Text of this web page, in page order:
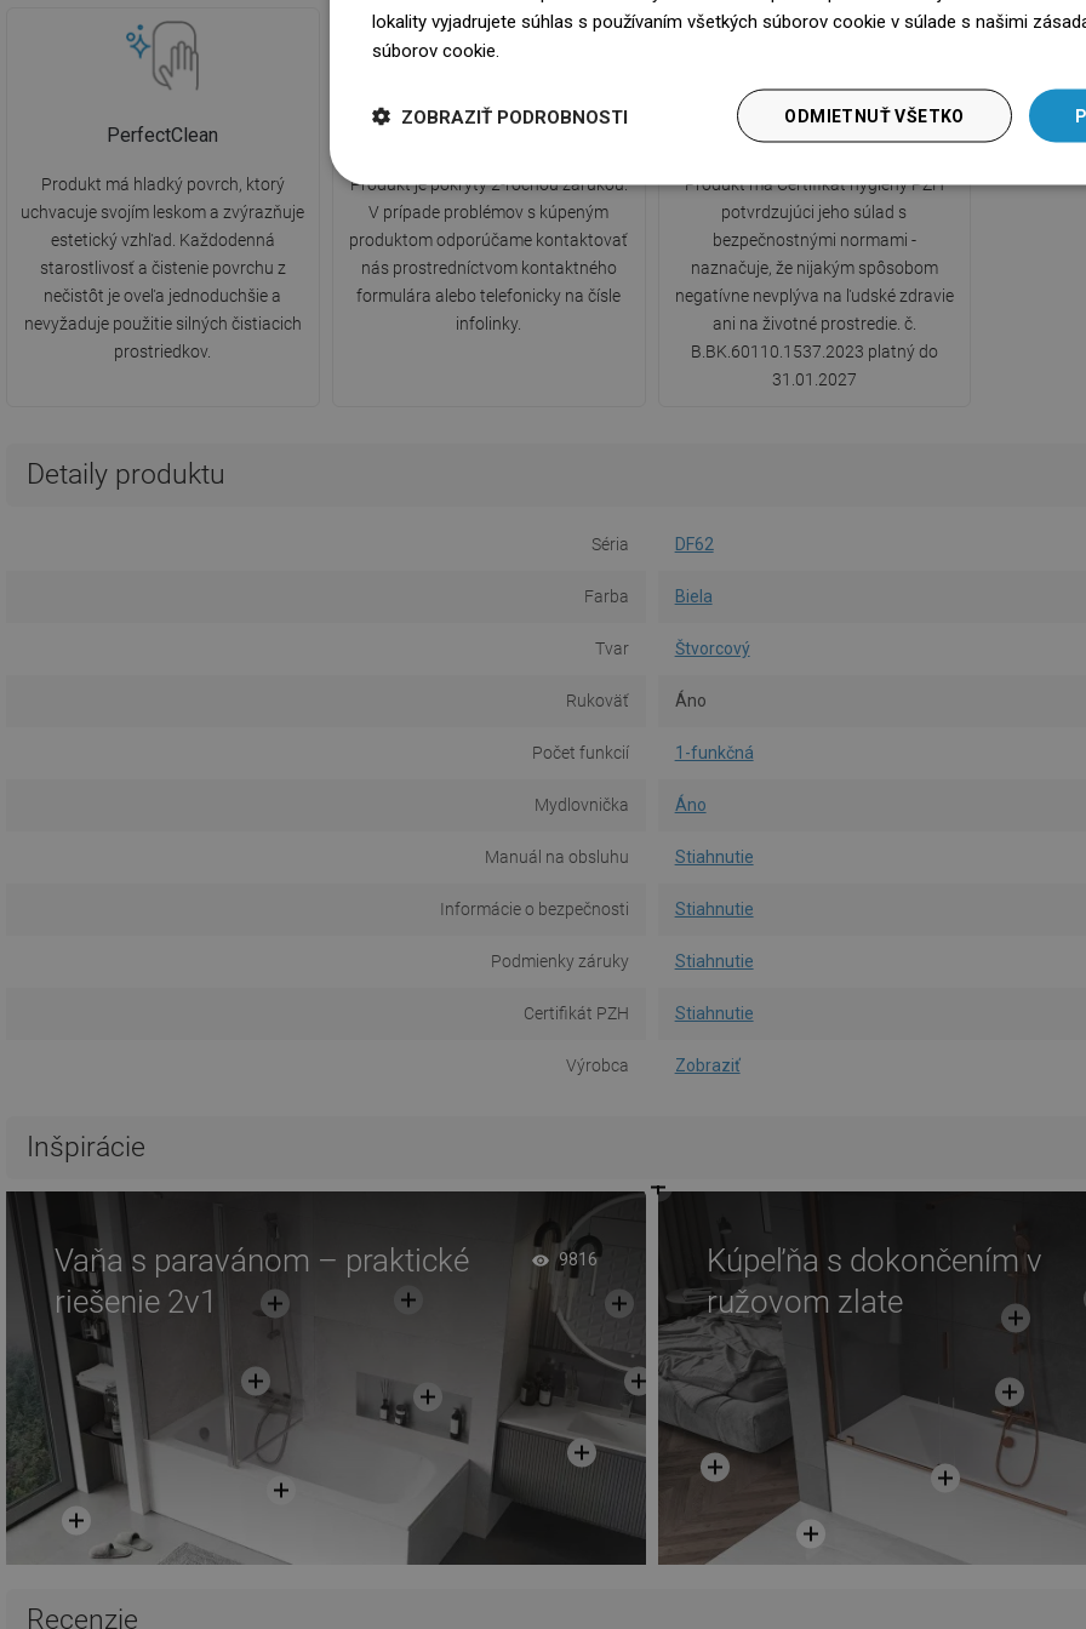
PerfectClean
Produkt má hladký povrch, ktorý
uchvacuje svojím leskom a zvýrazňuje
estetický vzhľad. Každodenná
starostlivosť a čistenie povrchu z
nečistôt je oveľa jednoduchšie a
nevyžaduje použitie silných čistiacich
prostriedkov.
Produkt je pokrytý 2-ročnou zárukou.
V prípade problémov s kúpeným
produktom odporúčame kontaktovať
nás prostredníctvom kontaktného
formulára alebo telefonicky na čísle
infolinky.
Certifikát hygieny PZH
Produkt má Certifikát hygieny PZH
potvrdzujúci jeho súlad s
bezpečnostnými normami -
naznačuje, že nijakým spôsobom
negatívne nevplýva na ľudské zdravie
ani na životné prostredie. č.
B.BK.60110.1537.2023 platný do
31.01.2027
Detaily produktu
Séria DF62
Farba Biela
Tvar Štvorcový
Rukoväť Áno
Počet funkcií 1-funkčná
Mydlovnička Áno
Manuál na obsluhu Stiahnutie
Informácie o bezpečnosti Stiahnutie
Podmienky záruky Stiahnutie
Certifikát PZH Stiahnutie
Výrobca Zobraziť
Inšpirácie
Vaňa s paravánom – praktické
riešenie 2v1
9816
Kúpeľňa s dokončením v
ružovom zlate
Recenzie
lokality vyjadrujete súhlas s používaním všetkých súborov cookie v súlade s našimi
súborov cookie.
ODMIETNUŤ VŠETKO
ZOBRAZIŤ PODROBNOSTI